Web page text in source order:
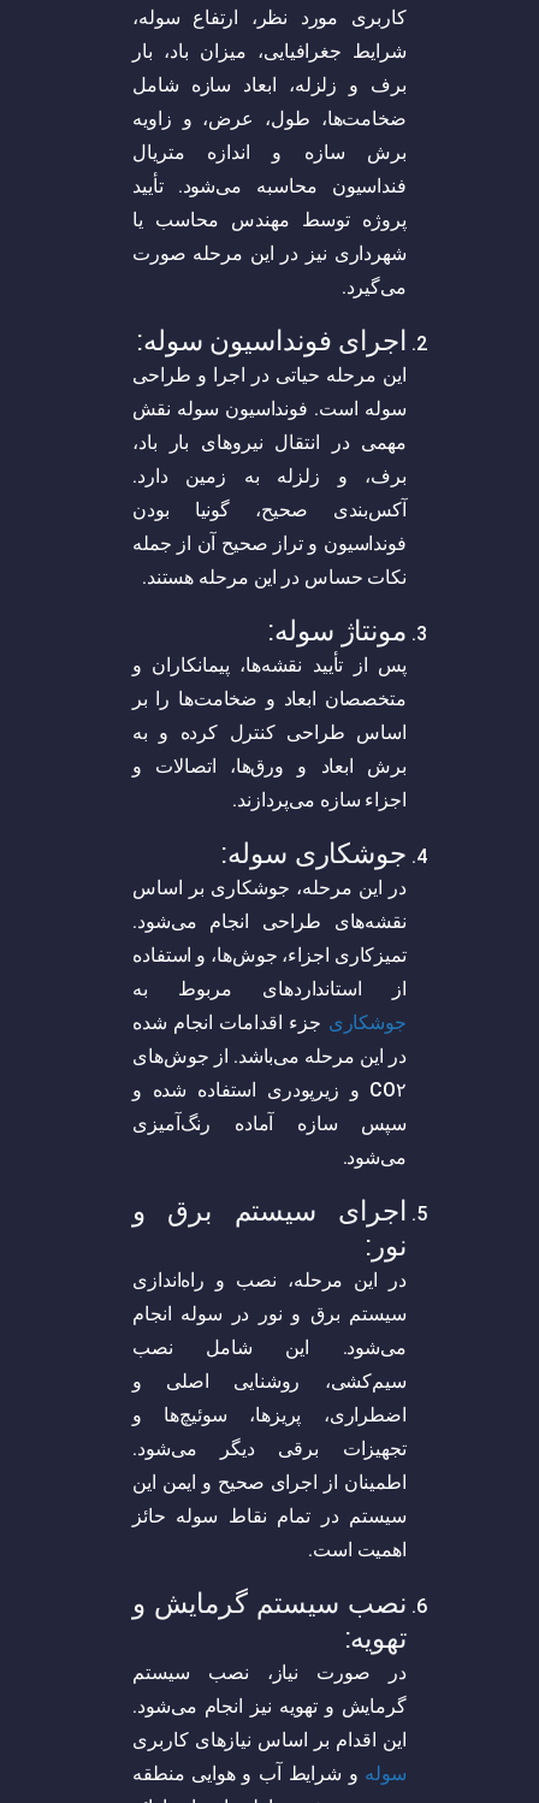
کاربری مورد نظر، ارتفاع سوله،
شرایط جغرافیایی، میزان باد، بار
برف و زلزله، ابعاد سازه شامل
ضخامت‌ها، طول، عرض، و زاویه
برش سازه و اندازه متریال
فنداسیون محاسبه می‌شود. تأیید
پروژه توسط مهندس محاسب یا
شهرداری نیز در این مرحله صورت
می‌گیرد.
اجرای فونداسیون سوله:
این مرحله حیاتی در اجرا و طراحی
سوله است. فونداسیون سوله نقش
مهمی در انتقال نیرو‌های بار باد،
برف، و زلزله به زمین دارد.
آکس‌بندی صحیح، گونیا بودن
فونداسیون و تراز صحیح آن از جمله
نکات حساس در این مرحله هستند.
مونتاژ سوله:
پس از تأیید نقشه‌ها، پیمانکاران و
متخصصان ابعاد و ضخامت‌ها را بر
اساس طراحی کنترل کرده و به
برش ابعاد و ورق‌ها، اتصالات و
اجزاء سازه می‌پردازند.
جوشکاری سوله:
در این مرحله، جوشکاری بر اساس
نقشه‌های طراحی انجام می‌شود.
تمیزکاری اجزاء، جوش‌ها، و استفاده
از استاندارد‌های مربوط به
جوشکاری جزء اقدامات انجام شده
در این مرحله می‌باشد. از جوش‌های
CO۲ و زیرپودری استفاده شده و
سپس سازه آماده رنگ‌آمیزی
می‌شود.
اجرای سیستم برق و
نور:
در این مرحله، نصب و راه‌اندازی
سیستم برق و نور در سوله انجام
می‌شود. این شامل نصب
سیم‌کشی، روشنایی اصلی و
اضطراری، پریز‌ها، سوئیچ‌ها و
تجهیزات برقی دیگر می‌شود.
اطمینان از اجرای صحیح و ایمن این
سیستم در تمام نقاط سوله حائز
اهمیت است.
نصب سیستم گرمایش و
تهویه:
در صورت نیاز، نصب سیستم
گرمایش و تهویه نیز انجام می‌شود.
این اقدام بر اساس نیاز‌های کاربری
سوله و شرایط آب و هوایی منطقه